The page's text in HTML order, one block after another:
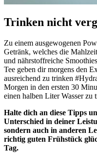
Trinken nicht
Zu einem ausgewogenen
Getränk, welches die
und nährstoffreiche
Tee geben dir morgens den
ausreichend zu trinken
Morgen in den ersten 30
einen halben Liter Wasser zu
Halte dich an diese Tipps
Unterschied in deiner
sondern auch in anderen
richtig guten Frühstück
Tag.